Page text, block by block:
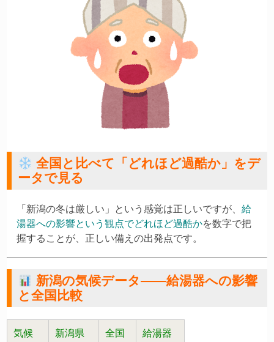
全国と比べて「どれほど過酷か」をデ
ータで見る
「新潟の冬は厳しい」という感覚は正しいですが、給
湯器への影響という観点でどれほど過酷かを数字で把
握することが、正しい備えの出発点です。
新潟の気候データ——給湯器への影響
と全国比較
気候
新潟県
全国
給湯器